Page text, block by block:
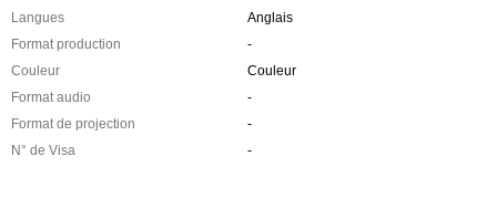
Langues
Anglais
Format production
-
Couleur
Couleur
Format audio
-
Format de projection
-
N° de Visa
-